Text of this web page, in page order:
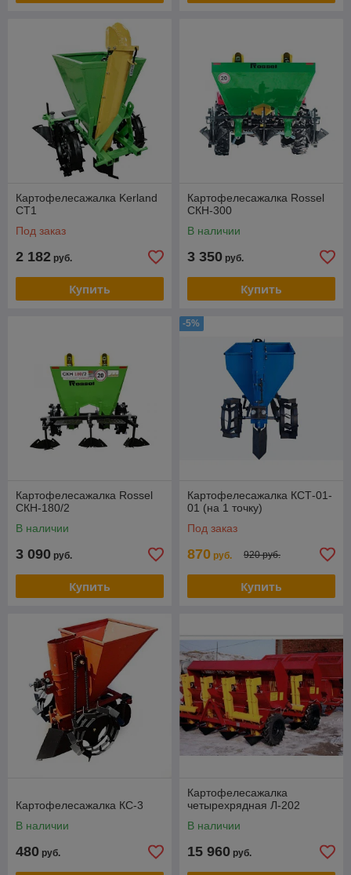
Картофелесажалка Kerland
CT1
Под заказ
2 182 руб.
Купить
Картофелесажалка Rossel
СКН-300
В наличии
3 350 руб.
Купить
Картофелесажалка Rossel
СКН-180/2
В наличии
3 090 руб.
Купить
-5%
Картофелесажалка КСТ-01-
01 (на 1 точку)
Под заказ
870 руб. 920 руб.
Купить
Картофелесажалка КС-3
В наличии
480 руб.
Картофелесажалка
четырехрядная Л-202
В наличии
15 960 руб.